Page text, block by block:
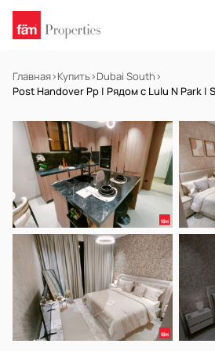
Главная›Купить›Dubai South›
Post Handover Pp | Рядом с Lulu N Park |
НА ПРОДАЖУ Off-plan